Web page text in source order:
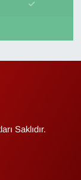
Saklıdır.